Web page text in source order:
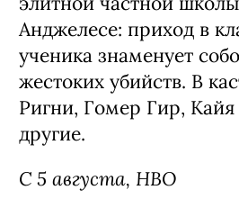
Анджелесе: приход в
ученика знаменует
жестоких убийств. В
Ригни, Гомер Гир,
другие.
С 5 августа, HBO